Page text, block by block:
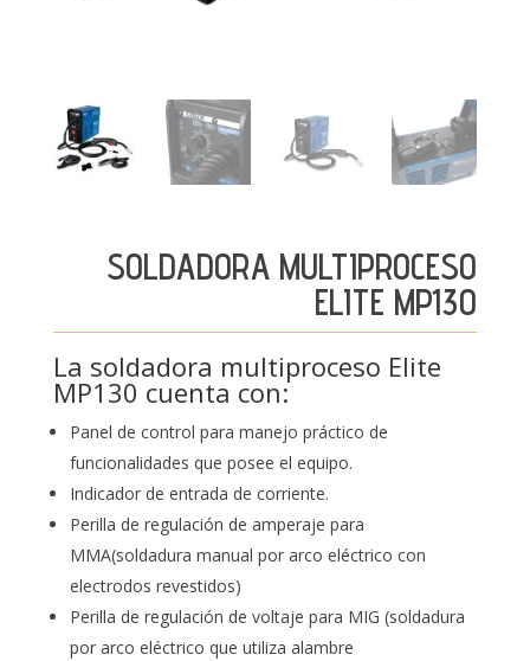
SOLDADORA MULTIPROCESO
ELITE MP130
La soldadora multiproceso Elite
MP130 cuenta con:
Panel de control para manejo práctico de
funcionalidades que posee el equipo.
Indicador de entrada de corriente.
Perilla de regulación de amperaje para
MMA(soldadura manual por arco eléctrico con
electrodos revestidos)
Perilla de regulación de voltaje para MIG (soldadura
por arco eléctrico que utiliza alambre